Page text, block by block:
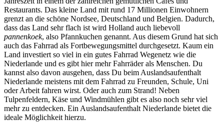
Restaurants. Das kleine Land mit rund 17 Millionen Einwohnern
grenzt an die schöne Nordsee, Deutschland und Belgien. Dadurch,
dass das Land sehr flach ist wird Holland auch liebevoll
pannenkoek, also Pfannkuchen genannt. Aus diesem Grund hat sich
auch das Fahrrad als Fortbewegungsmittel durchgesetzt. Kaum ein
Land investiert so viel in ein gutes Fahrrad Wegenetz wie die
Niederlande und es gibt hier mehr Fahrräder als Menschen. Du
kannst also davon ausgehen, dass Du beim Auslandsaufenthalt
Niederlande meistens mit dem Fahrrad zu Freunden, Schule, Uni
oder Arbeit fahren wirst. Oder auch zum Strand! Neben
Tulpenfeldern, Käse und Windmühlen gibt es also noch sehr viel
mehr zu entdecken. Ein Auslandsaufenthalt Niederlande bietet die
ideale Möglichkeit hierzu.